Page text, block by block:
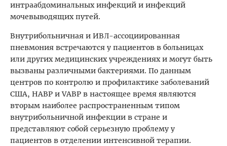
интраабдоминальных инфекций и инфекций
мочевыводящих путей.
Внутрибольничная и ИВЛ-ассоциированная
пневмония встречаются у пациентов в больницах
или других медицинских учреждениях и могут быть
вызваны различными бактериями. По данным
центров по контролю и профилактике заболеваний
США, HABP и VABP в настоящее время являются
вторым наиболее распространенным типом
внутрибольничной инфекции в стране и ​​
представляют собой серьезную проблему у
пациентов в отделении интенсивной терапии.